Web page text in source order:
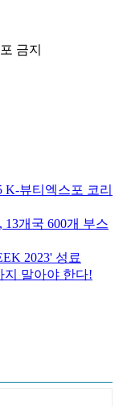
금지
K-뷰티엑스포 코리
13개국 600개 부스
2023' 성료
지 말아야 한다!